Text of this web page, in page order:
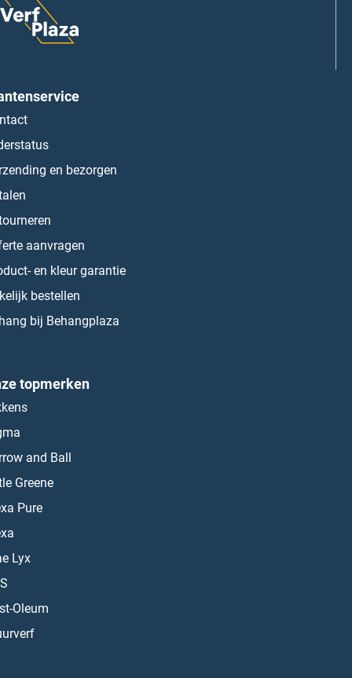
en bezorgen
aanvragen
en kleur garantie
bestellen
bij Behangplaza
topmerken
and Ball
Greene
Pure
Lyx
Oleum